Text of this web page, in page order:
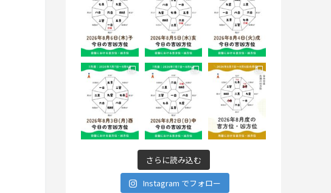
さらに読み込む
Instagram でフォロー